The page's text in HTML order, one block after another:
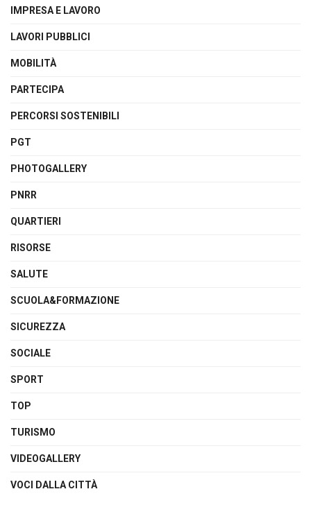
IMPRESA E LAVORO
LAVORI PUBBLICI
MOBILITÀ
PARTECIPA
PERCORSI SOSTENIBILI
PGT
PHOTOGALLERY
PNRR
QUARTIERI
RISORSE
SALUTE
SCUOLA&FORMAZIONE
SICUREZZA
SOCIALE
SPORT
TOP
TURISMO
VIDEOGALLERY
VOCI DALLA CITTÀ